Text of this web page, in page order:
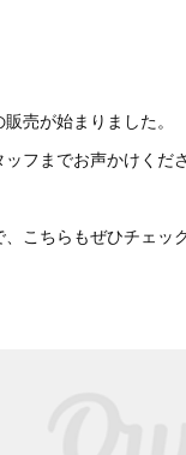
売が始まりました。
フまでお声かけくだ
こちらもぜひチェッ